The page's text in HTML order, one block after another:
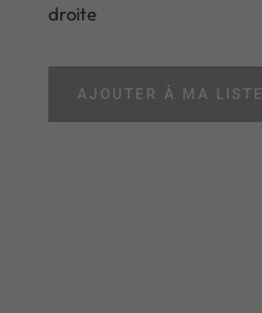
droite
AJOUTER À MA LISTE